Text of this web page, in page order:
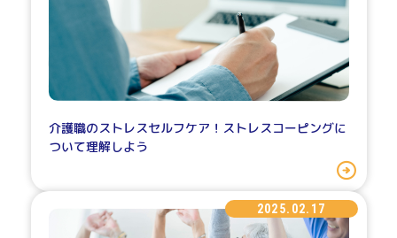
介護職のストレスセルフケア！ストレスコーピングに
ついて理解しよう
2025.02.17